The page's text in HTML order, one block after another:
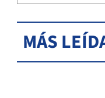
MÁS